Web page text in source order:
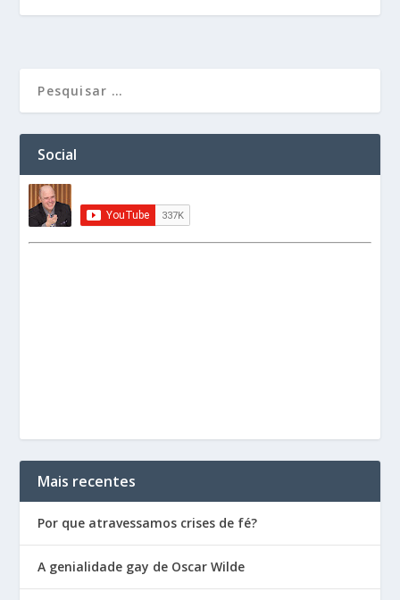
Social
Mais recentes
Por que atravessamos crises de fé?
A genialidade gay de Oscar Wilde